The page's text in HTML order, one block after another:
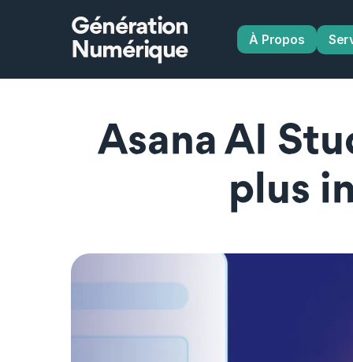
Génération
Numérique
À Propos
Asana AI
plus